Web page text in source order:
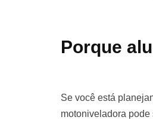
Porque
Se você está
motoniveladora